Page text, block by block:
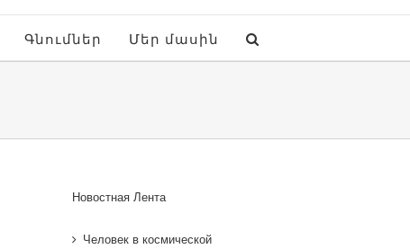
Գնումներ Մեր մասին
Новостная Лента
Человек в космической